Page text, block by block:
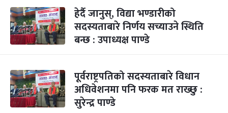
हेर्दै जानुस्, विद्या भण्डारीको
सदस्यताबारे निर्णय सच्याउने स्थिति
बन्छ : उपाध्यक्ष पाण्डे
पूर्वराष्ट्रपतिको सदस्यताबारे विधान
अधिवेशनमा पनि फरक मत राख्छु :
सुरेन्द्र पाण्डे